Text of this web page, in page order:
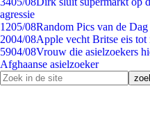
agressie
1205/08Random Pics van de
2004/08Apple vecht Britse eis
5904/08Vrouw die asielzoekers
Afghaanse asielzoeker